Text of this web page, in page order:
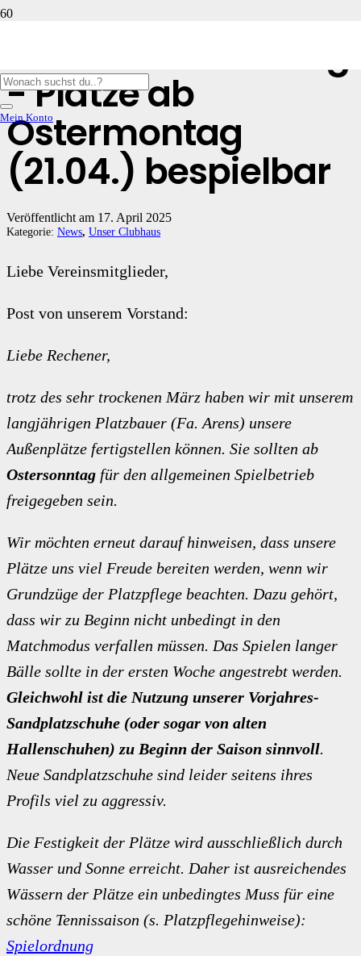
Mein Konto
Osterüberraschung
- Plätze ab
Ostermontag
(21.04.) bespielbar
Veröffentlicht am 17. April 2025
Kategorie: News, Unser Clubhaus
Liebe Vereinsmitglieder,
Post von unserem Vorstand:
Liebe Rechener,
trotz des sehr trockenen März haben wir mit unserem
langjährigen Platzbauer (Fa. Arens) unsere
Außenplätze fertigstellen können. Sie sollten ab
Ostersonntag für den allgemeinen Spielbetrieb
freigegeben sein.
Wir möchten erneut darauf hinweisen, dass unsere
Plätze uns viel Freude bereiten werden, wenn wir
Grundzüge der Platzpflege beachten. Dazu gehört,
dass wir zu Beginn nicht unbedingt in den
Matchmodus verfallen müssen. Das Spielen langer
Bälle sollte in der ersten Woche angestrebt werden.
Gleichwohl ist die Nutzung unserer Vorjahres-
Sandplatzschuhe (oder sogar von alten
Hallenschuhen) zu Beginn der Saison sinnvoll.
Neue Sandplatzschuhe sind leider seitens ihres
Profils viel zu aggressiv.
Die Festigkeit der Plätze wird ausschließlich durch
Wasser und Sonne erreicht. Daher ist ausreichendes
Wässern der Plätze ein unbedingtes Muss für eine
schöne Tennissaison (s. Platzpflegehinweise):
Spielordnung